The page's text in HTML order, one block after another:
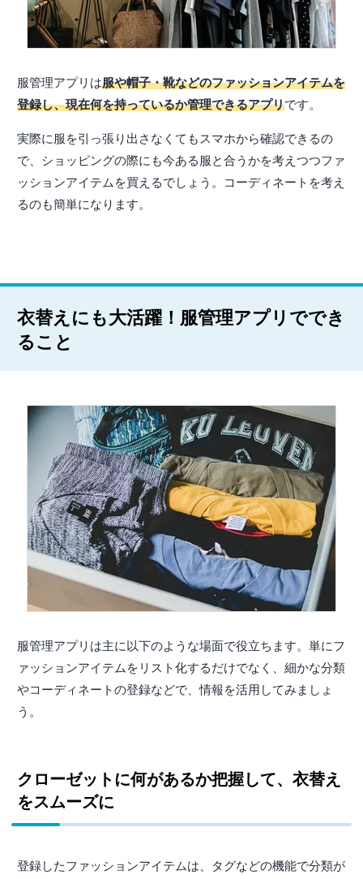
服管理アプリは服や帽子・靴などのファッションアイテムを
登録し、現在何を持っているか管理できるアプリです。
実際に服を引っ張り出さなくてもスマホから確認できるの
で、ショッピングの際にも今ある服と合うかを考えつつファ
ッションアイテムを買えるでしょう。コーディネートを考え
るのも簡単になります。
衣替えにも大活躍！服管理アプリででき
ること
服管理アプリは主に以下のような場面で役立ちます。単にフ
ァッションアイテムをリスト化するだけでなく、細かな分類
やコーディネートの登録などで、情報を活用してみましょ
う。
クローゼットに何があるか把握して、衣替え
をスムーズに
登録したファッションアイテムは、タグなどの機能で分類が